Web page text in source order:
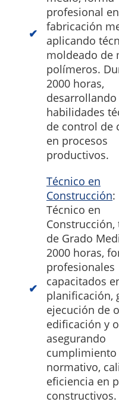
profesional en
fabricación
aplicando
moldeado de
polímeros.
2000 horas,
desarrollando
habilidades
de control de
en procesos
productivos.
Técnico en
Construcción:
Técnico en
de Grado
2000 horas,
profesionales
capacitados
planificación,
ejecución de
edificación y
asegurando
cumplimiento
normativo,
eficiencia en
constructivos.